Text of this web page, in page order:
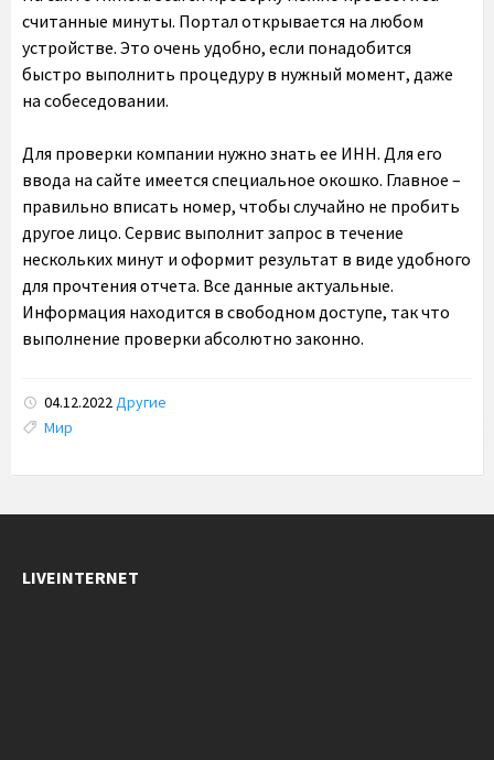
считанные минуты. Портал открывается на любом
устройстве. Это очень удобно, если понадобится
быстро выполнить процедуру в нужный момент, даже
на собеседовании.
Для проверки компании нужно знать ее ИНН. Для его
ввода на сайте имеется специальное окошко. Главное –
правильно вписать номер, чтобы случайно не пробить
другое лицо. Сервис выполнит запрос в течение
нескольких минут и оформит результат в виде удобного
для прочтения отчета. Все данные актуальные.
Информация находится в свободном доступе, так что
выполнение проверки абсолютно законно.
04.12.2022Другие
Tags:
Мир
LIVEINTERNET